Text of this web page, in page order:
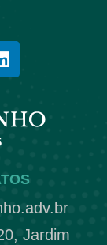
Jardim